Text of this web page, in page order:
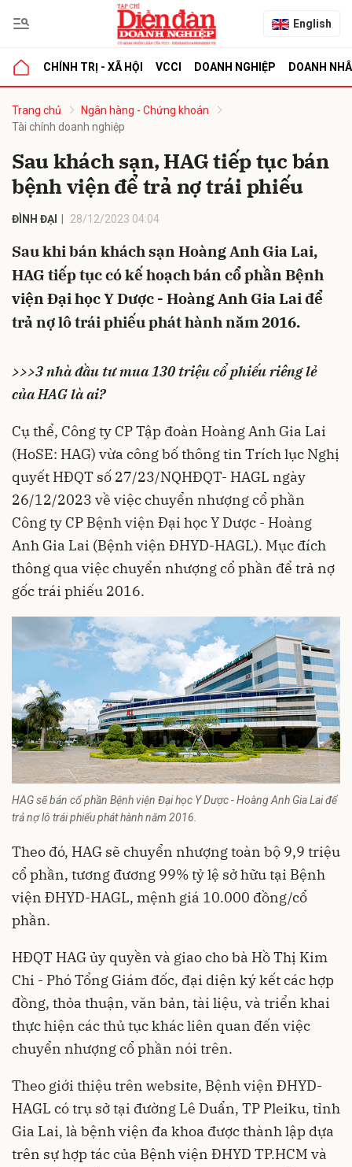
English
CHÍNH TRỊ - XÃ HỘI VCCI DOANH NGHIỆP DOANH
Trang chủ
Ngân hàng - Chứng khoán
Tài chính doanh nghiệp
Sau khách sạn, HAG tiếp tục bán
bệnh viện để trả nợ trái phiếu
ĐÌNH ĐẠI 28/12/2023 04:04
Sau khi bán khách sạn Hoàng Anh Gia Lai,
HAG tiếp tục có kế hoạch bán cổ phần Bệnh
viện Đại học Y Dược - Hoàng Anh Gia Lai để
trả nợ lô trái phiếu phát hành năm 2016.
>>>3 nhà đầu tư mua 130 triệu cổ phiếu riêng lẻ
của HAG là ai?
Cụ thể, Công ty CP Tập đoàn Hoàng Anh Gia Lai
(HoSE: HAG) vừa công bố thông tin Trích lục Nghị
quyết HĐQT số 27/23/NQHĐQT- HAGL ngày
26/12/2023 về việc chuyển nhượng cổ phần
Công ty CP Bệnh viện Đại học Y Dược - Hoàng
Anh Gia Lai (Bệnh viện ĐHYD-HAGL). Mục đích
thông qua việc chuyển nhượng cổ phần để trả nợ
gốc trái phiếu 2016.
HAG sẽ bán cổ phần Bệnh viện Đại học Y Dược - Hoàng Anh Gia Lai để
trả nợ lô trái phiếu phát hành năm 2016.
Theo đó, HAG sẽ chuyển nhượng toàn bộ 9,9 triệu
cổ phần, tương đương 99% tỷ lệ sở hữu tại Bệnh
viện ĐHYD-HAGL, mệnh giá 10.000 đồng/cổ
phần.
HĐQT HAG ủy quyền và giao cho bà Hồ Thị Kim
Chi - Phó Tổng Giám đốc, đại diện ký kết các hợp
đồng, thỏa thuận, văn bản, tài liệu, và triển khai
thực hiện các thủ tục khác liên quan đến việc
chuyển nhượng cổ phần nói trên.
Theo giới thiệu trên website, Bệnh viện ĐHYD-
HAGL có trụ sở tại đường Lê Duẩn, TP Pleiku, tỉnh
Gia Lai, là bệnh viện đa khoa được thành lập dựa
trên sự hợp tác của Bệnh viện ĐHYD TP.HCM và
luận